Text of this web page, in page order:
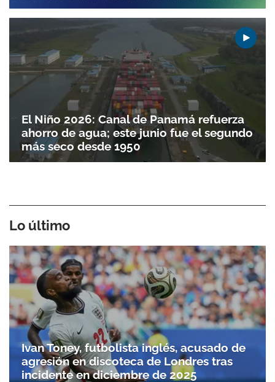
El Niño 2026: Canal de Panamá refuerza
ahorro de agua; este junio fue el segundo
más seco desde 1950
Lo último
Ivan Toney, futbolista inglés, acusado de
agresión en discoteca de Londres tras
incidente en diciembre de 2025